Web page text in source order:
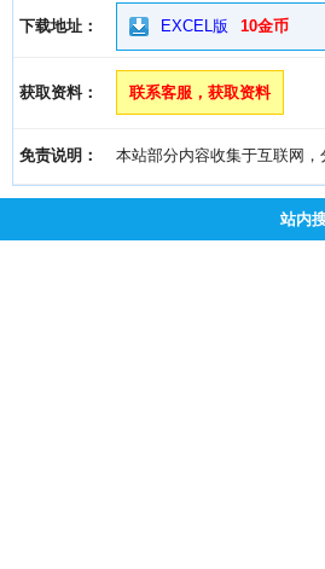
下载地址： EXCEL版 10金币
获取资料： 联系客服，获取资料
免责说明： 本站部分内容收集于互联网
站内